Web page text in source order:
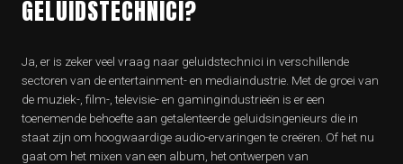
GELUIDSTECHNICI?
Ja, er is zeker veel vraag naar geluidstechnici in verschillende
sectoren van de entertainment- en mediaindustrie. Met de groei van
de muziek-, film-, televisie- en gamingindustrieën is er een
toenemende behoefte aan getalenteerde geluidsingenieurs die in
staat zijn om hoogwaardige audio-ervaringen te creëren. Of het nu
gaat om het mixen van een album, het ontwerpen van